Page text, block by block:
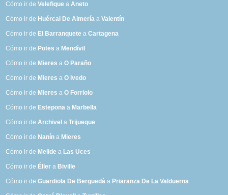
Cómo ir deVelefique aAneto
Cómo ir de Huércal De Almería aValentín
Cómo ir de El Barranquete aCartagena
Cómo ir de Potes a Mendívil
Cómo ir de Mieres aO Paraño
Cómo ir de Mieres aO Ivedo
Cómo ir de Mieres aO Forriolo
Cómo ir de Estepona a Marbella
Cómo ir deArchivel aTrijueque
Cómo ir de Nanín a Mieres
Cómo ir de Melide a Las Uces
Cómo ir de Éller a Biville
Cómo ir deGuardiola De Berguedà a Priaranza De La Valduerna